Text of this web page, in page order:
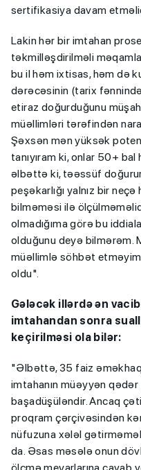
sertifikasiya davam
Lakin hər bir imtahan
təkmilləşdirilməli
bu il həm ixtisas, həm də
dərəcəsinin (tarix
etiraz doğurduğunu
müəllimləri tərəfindən
Şəxsən mən yüksək
tanıyıram ki, onlar 50+
əlbəttə ki, təəssüf
peşəkarlığı yalnız bir
bilməməsi ilə
olmadığıma görə bu
olduğunu deyə bilmərəm.
müəllimlə söhbət
oldu".
Gələcək illərdə ən
imtahandan sonra
keçirilməsi ola bilər:
"Əlbəttə, 35 faiz
imtahanın müəyyən
başadüşüləndir. Ancaq
proqram çərçivəsindən
nüfuzuna xələl
da. Əsas məsələ onun